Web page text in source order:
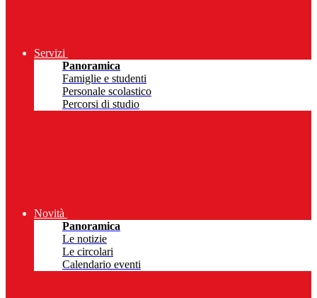
Servizi
Panoramica
Famiglie e studenti
Personale scolastico
Percorsi di studio
Novità
Panoramica
Le notizie
Le circolari
Calendario eventi